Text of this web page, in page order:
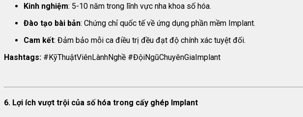
Kinh nghiệm: 5-10 năm trong lĩnh vực nha khoa số hóa.
Đào tạo bài bản: Chứng chỉ quốc tế về ứng dụng phần mềm Implant.
Cam kết: Đảm bảo mỗi ca điều trị đều đạt độ chính xác tuyệt đối.
Hashtags: #KỹThuậtViênLànhNghề #ĐộiNgũChuyênGiaImplant
6. Lợi ích vượt trội của số hóa trong cấy ghép Implant